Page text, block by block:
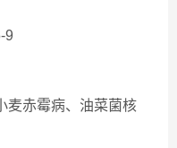
9
麦赤霉病、油菜菌核